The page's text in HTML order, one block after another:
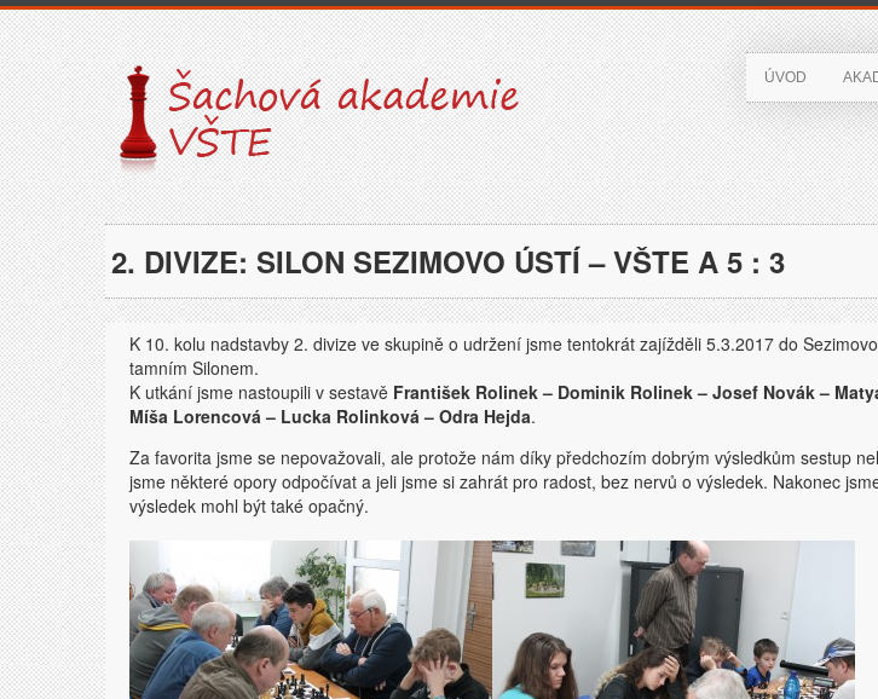
ÚVOD
2. DIVIZE: SILON SEZIMOVO ÚSTÍ – VŠTE A 5 : 3
K 10. kolu nadstavby 2. divize ve skupině o udržení jsme tentokrát zajížděli 5.3.2017 do
tamním Silonem.
K utkání jsme nastoupili v sestavě František Rolinek – Dominik Rolinek – Josef Novák –
Míša Lorencová – Lucka Rolinková – Odra Hejda.
Za favorita jsme se nepovažovali, ale protože nám díky předchozím dobrým výsledkům sestup
jsme některé opory odpočívat a jeli jsme si zahrát pro radost, bez nervů o výsledek. Nakonec
výsledek mohl být také opačný.